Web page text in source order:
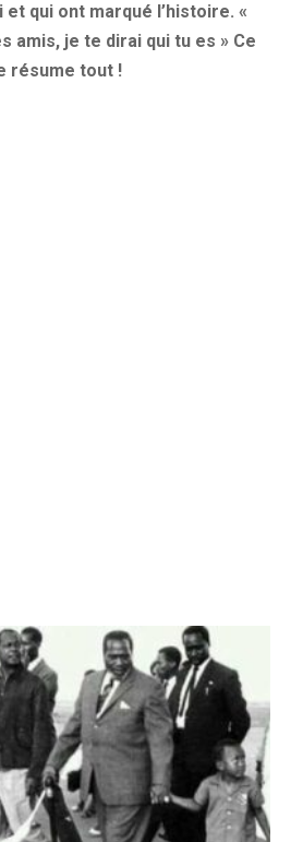
qui ont marqué l’histoire. «
amis, je te dirai qui tu es » Ce
résume tout !